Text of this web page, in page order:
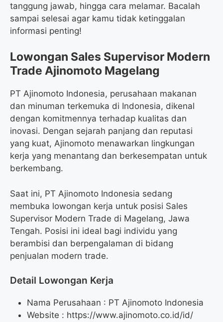
tanggung jawab, hingga cara melamar. Bacalah
sampai selesai agar kamu tidak ketinggalan
informasi penting!
Lowongan Sales Supervisor Modern
Trade Ajinomoto Magelang
PT Ajinomoto Indonesia, perusahaan makanan
dan minuman terkemuka di Indonesia, dikenal
dengan komitmennya terhadap kualitas dan
inovasi. Dengan sejarah panjang dan reputasi
yang kuat, Ajinomoto menawarkan lingkungan
kerja yang menantang dan berkesempatan untuk
berkembang.
Saat ini, PT Ajinomoto Indonesia sedang
membuka lowongan kerja untuk posisi Sales
Supervisor Modern Trade di Magelang, Jawa
Tengah. Posisi ini ideal bagi individu yang
berambisi dan berpengalaman di bidang
penjualan modern trade.
Detail Lowongan Kerja
Nama Perusahaan : PT Ajinomoto Indonesia
Website : https://www.ajinomoto.co.id/id/